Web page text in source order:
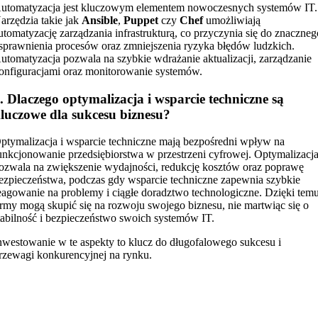
jest kluczowym elementem nowoczesnych systemów IT.
takie jak Ansible,Puppet czyChefumożliwiają
zarządzania infrastrukturą, co przyczynia się do
procesów oraz zmniejszenia ryzyka błędów ludzkich.
pozwala na szybkie wdrażanie aktualizacji, zarządzanie
oraz monitorowanie systemów.
Dlaczego optymalizacja i wsparcie techniczne są
dla sukcesu biznesu?
i wsparcie techniczne mają bezpośredni wpływ na
przedsiębiorstwa w przestrzeni cyfrowej.
na zwiększenie wydajności, redukcję kosztów oraz poprawę
podczas gdy wsparcie techniczne zapewnia szybkie
na problemy i ciągłe doradztwo technologiczne. Dzięki
mogą skupić się na rozwoju swojego biznesu, nie martwiąc się o
i bezpieczeństwo swoich systemów IT.
w te aspekty to klucz do długofalowego sukcesu i
konkurencyjnej na rynku.